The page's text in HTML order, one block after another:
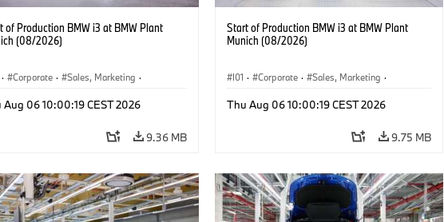
of Production BMW i3 at BMW Plant
(08/2026)
· Corporate · Sales, Marketing ·
Aug 06 10:00:19 CEST 2026
9.36 MB
Start of Production BMW i3 at BMW Plant
Munich (08/2026)
I01 · Corporate · Sales, Marketing ·
Thu Aug 06 10:00:19 CEST 2026
9.75 MB